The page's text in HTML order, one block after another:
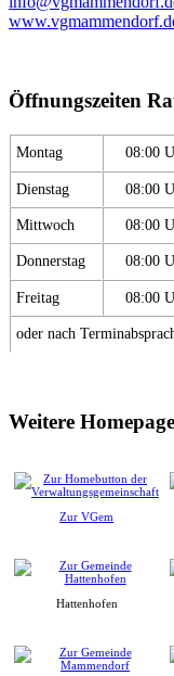
Öffnungszeiten
Montag 08:00
Dienstag 08:00
Mittwoch 08:00
Donnerstag 08:00
Freitag 08:00
oder nach
Weitere
Zur VGem
Hattenhofen